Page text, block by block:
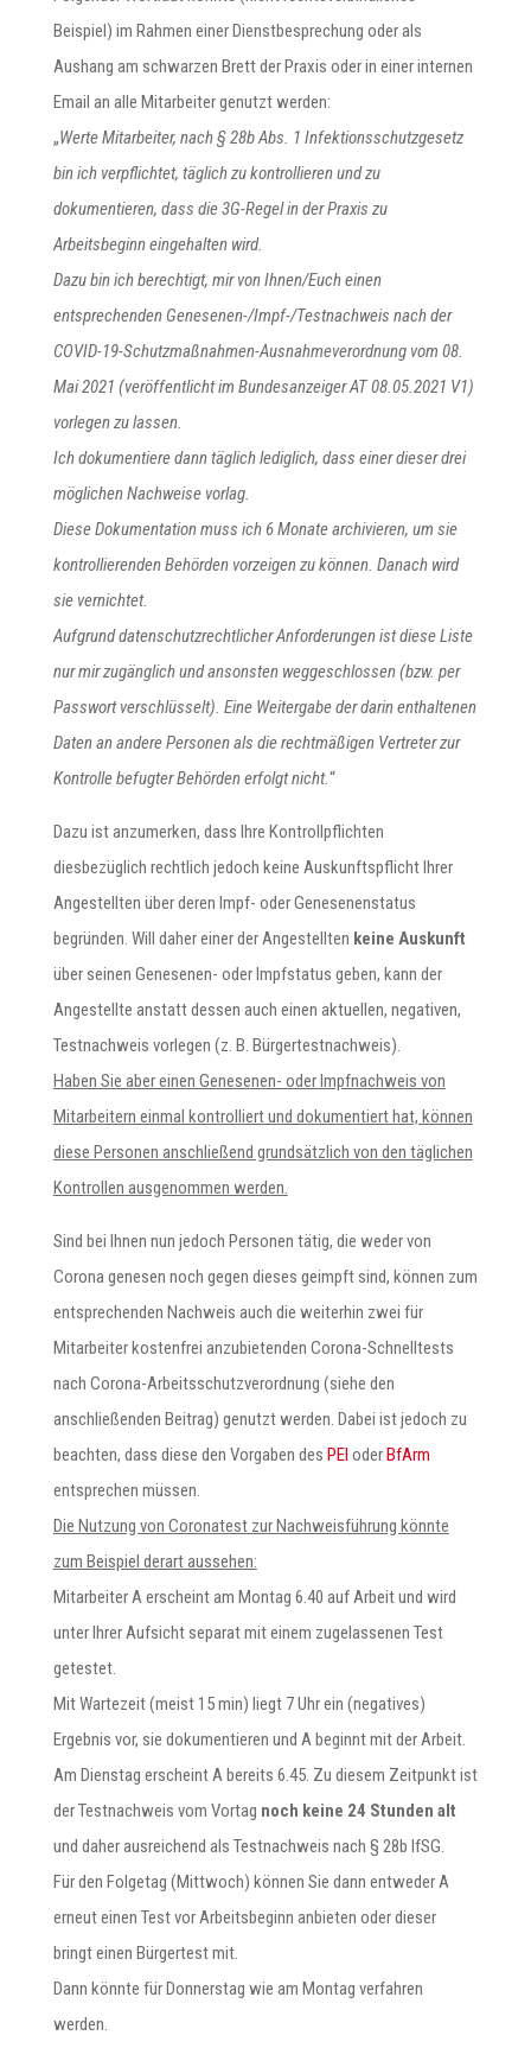
Beispiel) im Rahmen einer Dienstbesprechung oder als
Aushang am schwarzen Brett der Praxis oder in einer internen
Email an alle Mitarbeiter genutzt werden:
„Werte Mitarbeiter, nach § 28b Abs. 1 Infektionsschutzgesetz
bin ich verpflichtet, täglich zu kontrollieren und zu
dokumentieren, dass die 3G-Regel in der Praxis zu
Arbeitsbeginn eingehalten wird.
Dazu bin ich berechtigt, mir von Ihnen/Euch einen
entsprechenden Genesenen-/Impf-/Testnachweis nach der
COVID-19-Schutzmaßnahmen-Ausnahmeverordnung vom 08.
Mai 2021 (veröffentlicht im Bundesanzeiger AT 08.05.2021 V1)
vorlegen zu lassen.
Ich dokumentiere dann täglich lediglich, dass einer dieser drei
möglichen Nachweise vorlag.
Diese Dokumentation muss ich 6 Monate archivieren, um sie
kontrollierenden Behörden vorzeigen zu können. Danach wird
sie vernichtet.
Aufgrund datenschutzrechtlicher Anforderungen ist diese Liste
nur mir zugänglich und ansonsten weggeschlossen (bzw. per
Passwort verschlüsselt). Eine Weitergabe der darin enthaltenen
Daten an andere Personen als die rechtmäßigen Vertreter zur
Kontrolle befugter Behörden erfolgt nicht.“
Dazu ist anzumerken, dass Ihre Kontrollpflichten
diesbezüglich rechtlich jedoch keine Auskunftspflicht Ihrer
Angestellten über deren Impf- oder Genesenenstatus
begründen. Will daher einer der Angestellten keine Auskunft
über seinen Genesenen- oder Impfstatus geben, kann der
Angestellte anstatt dessen auch einen aktuellen, negativen,
Testnachweis vorlegen (z. B. Bürgertestnachweis).
Haben Sie aber einen Genesenen- oder Impfnachweis von
Mitarbeitern einmal kontrolliert und dokumentiert hat, können
diese Personen anschließend grundsätzlich von den täglichen
Kontrollen ausgenommen werden.
Sind bei Ihnen nun jedoch Personen tätig, die weder von
Corona genesen noch gegen dieses geimpft sind, können zum
entsprechenden Nachweis auch die weiterhin zwei für
Mitarbeiter kostenfrei anzubietenden Corona-Schnelltests
nach Corona-Arbeitsschutzverordnung (siehe den
anschließenden Beitrag) genutzt werden. Dabei ist jedoch zu
beachten, dass diese den Vorgaben des PEI oderBfArm
entsprechen müssen.
Die Nutzung von Coronatest zur Nachweisführung könnte
zum Beispiel derart aussehen:
Mitarbeiter A erscheint am Montag 6.40 auf Arbeit und wird
unter Ihrer Aufsicht separat mit einem zugelassenen Test
getestet.
Mit Wartezeit (meist 15 min) liegt 7 Uhr ein (negatives)
Ergebnis vor, sie dokumentieren und A beginnt mit der Arbeit.
Am Dienstag erscheint A bereits 6.45. Zu diesem Zeitpunkt ist
der Testnachweis vom Vortag noch keine 24 Stunden alt
und daher ausreichend als Testnachweis nach § 28b IfSG.
Für den Folgetag (Mittwoch) können Sie dann entweder A
erneut einen Test vor Arbeitsbeginn anbieten oder dieser
bringt einen Bürgertest mit.
Dann könnte für Donnerstag wie am Montag verfahren
werden.